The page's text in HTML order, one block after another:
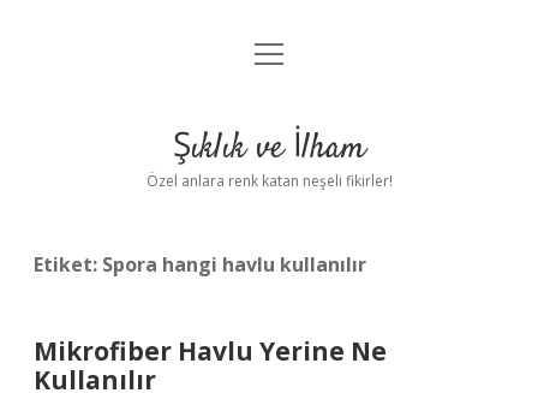
Anasayfa
Yasal Uyarı
menüyü
Şıklık ve İlham
Özel anlara renk katan neşeli fikirler!
Etiket: Spora hangi havlu kullanılır
Mikrofiber Havlu Yerine Ne
Kullanılır